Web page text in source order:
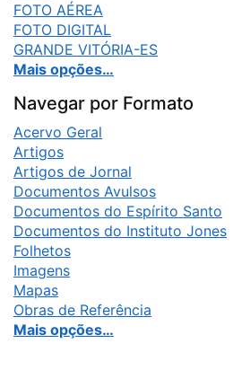
FOTO AÉREA
FOTO DIGITAL
GRANDE VITÓRIA-ES
Mais opções…
Navegar por Formato
Acervo Geral
Artigos
Artigos de Jornal
Documentos Avulsos
Documentos do Espírito Santo
Documentos do Instituto Jones
Folhetos
Imagens
Mapas
Obras de Referência
Mais opções…